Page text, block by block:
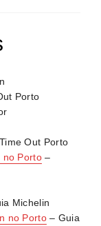
de
do
alternativas
por locais,
ao turismo.
superiores.
Porto
Out Porto
no Porto–
Michelin
no Porto– Guia